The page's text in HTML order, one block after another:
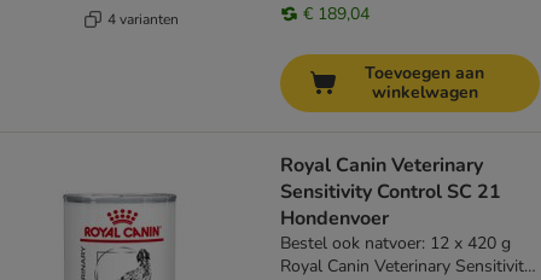
4 varianten € 189,04
Toevoegen aan
winkelwagen
Royal Canin Veterinary
Sensitivity Control SC 21
Hondenvoer
Bestel ook natvoer: 12 x 420 g
Royal Canin Veterinary Sensitivity